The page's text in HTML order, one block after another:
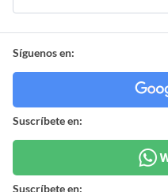
Síguenos en:
Suscríbete en:
Suscríbete en: